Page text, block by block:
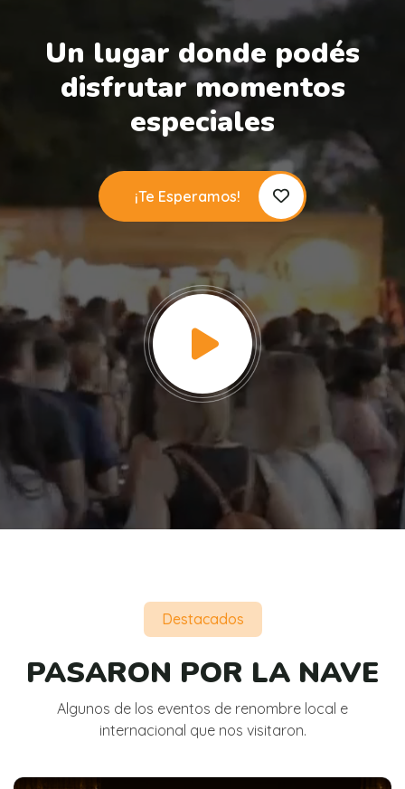
Un lugar donde podés
disfrutar momentos
especiales
¡Te Esperamos!
Destacados
PASARON POR LA NAVE
Algunos de los eventos de renombre local e
internacional que nos visitaron.